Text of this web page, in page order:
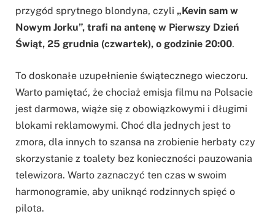
przygód sprytnego blondyna, czyli „Kevin sam w
Nowym Jorku”, trafi na antenę w Pierwszy Dzień
Świąt, 25 grudnia (czwartek), o godzinie 20:00.
To doskonałe uzupełnienie świątecznego wieczoru.
Warto pamiętać, że chociaż emisja filmu na Polsacie
jest darmowa, wiąże się z obowiązkowymi i długimi
blokami reklamowymi. Choć dla jednych jest to
zmora, dla innych to szansa na zrobienie herbaty czy
skorzystanie z toalety bez konieczności pauzowania
telewizora. Warto zaznaczyć ten czas w swoim
harmonogramie, aby uniknąć rodzinnych spięć o
pilota.